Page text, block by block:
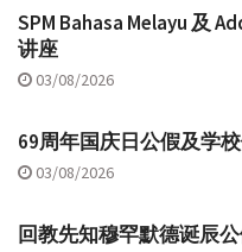
SPM Bahasa Melayu 及
讲座
03/08/2026
69周年国庆日公假及学
03/08/2026
回教先知穆罕默德诞辰